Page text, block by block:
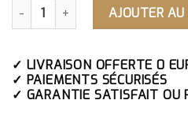
QUANTITÉ DE STATUE TÊTE
AJOUTER AU
✓ LIVRAISON OFFERTE 0
✓ PAIEMENTS SÉCURISÉS
✓ GARANTIE SATISFAIT OU